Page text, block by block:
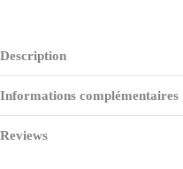
Description
Informations complémentaires
Reviews